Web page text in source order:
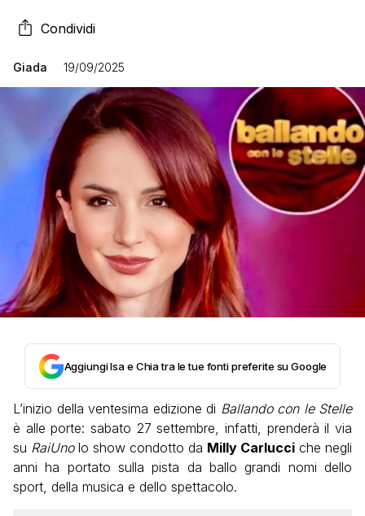
Condividi
Giada 19/09/2025
Aggiungi Isa e Chia tra le tue fonti preferite su Google
L’inizio della ventesima edizione di Ballando con le Stelle
è alle porte: sabato 27 settembre, infatti, prenderà il via
su RaiUnolo show condotto da Milly Carlucci che negli
anni ha portato sulla pista da ballo grandi nomi dello
sport, della musica e dello spettacolo.